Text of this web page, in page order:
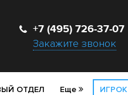
+7 (495) 726-37-07
Закажите звонок
ОТДЕЛ Еще ИГРОК